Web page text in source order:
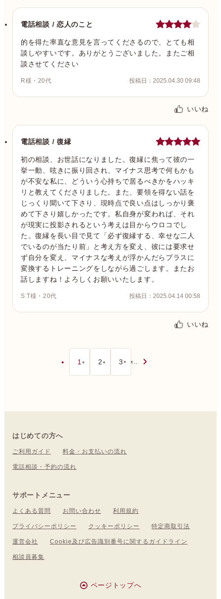
電話相談 / 恋人のこと
的を得た率直な意見を言ってくださるので、とても相
談しやすいです。ありがとうございました。またご相
談させてください
R様・20代 投稿日：2025.04.30 09:48
いいね
電話相談 / 復縁
初の相談、お世話になりました。復縁に焦って彼の一
挙一動、呟きに振り回され、マイナス思考で何もかも
が不安な私に、どういう心持ちで居るべきかをハッキ
リと教えてくださりました。また、要領を得ない話を
じっくり聞いて下さり、現時点で良い点はしっかり褒
めて下さり嬉しかったです。私自身が変われば、それ
が現実に投影されるという考えは目からウロコでし
た。復縁を長い目で見て「必ず復縁する、幸せな二人
でいるのが当たり前」と考え方を変え、彼には要求せ
ず自分を変え、マイナスな考えが浮かんだらプラスに
変換するトレーニングをしながら過ごします。またお
話しますね！よろしくお願いいたします。
S.T様・20代 投稿日：2025.04.14 00:58
いいね
1 2 3 ...
はじめての方へ
ご利用ガイド 料金・お支払いの流れ
電話相談・予約の流れ
サポートメニュー
よくある質問 お問い合わせ 利用規約
プライバシーポリシー クッキーポリシー 特定商取引法
運営会社 Cookie及び広告識別番号に関するガイドライン
相談員募集
ページトップへ